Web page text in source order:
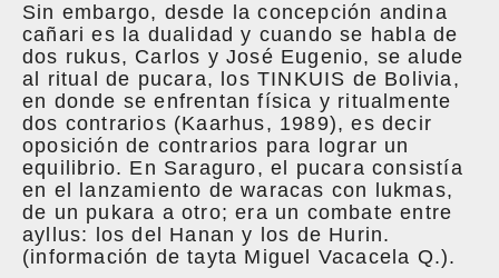
Sin embargo, desde la concepción andina
cañari es la dualidad y cuando se habla de
dos rukus, Carlos y José Eugenio, se alude
al ritual de pucara, los TINKUIS de Bolivia,
en donde se enfrentan física y ritualmente
dos contrarios (Kaarhus, 1989), es decir
oposición de contrarios para lograr un
equilibrio. En Saraguro, el pucara consistía
en el lanzamiento de waracas con lukmas,
de un pukara a otro; era un combate entre
ayllus: los del Hanan y los de Hurin.
(información de tayta Miguel Vacacela Q.).